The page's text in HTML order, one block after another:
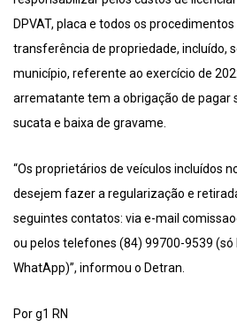
DPVAT, placa e todos os
transferência de propriedade, incluído,
município, referente ao exercício de
arrematante tem a obrigação de pagar
sucata e baixa de gravame.
“Os proprietários de veículos incluídos
desejem fazer a regularização e
seguintes contatos: via e-mail
ou pelos telefones (84) 99700-9539
WhatApp)”, informou o Detran.
Por g1 RN